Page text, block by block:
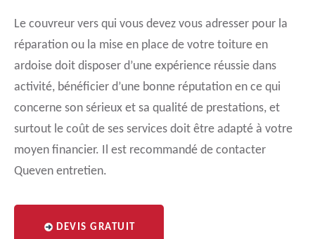
Le couvreur vers qui vous devez vous adresser pour la
réparation ou la mise en place de votre toiture en
ardoise doit disposer d’une expérience réussie dans
activité, bénéficier d’une bonne réputation en ce qui
concerne son sérieux et sa qualité de prestations, et
surtout le coût de ses services doit être adapté à votre
moyen financier. Il est recommandé de contacter
Queven entretien.
DEVIS GRATUIT